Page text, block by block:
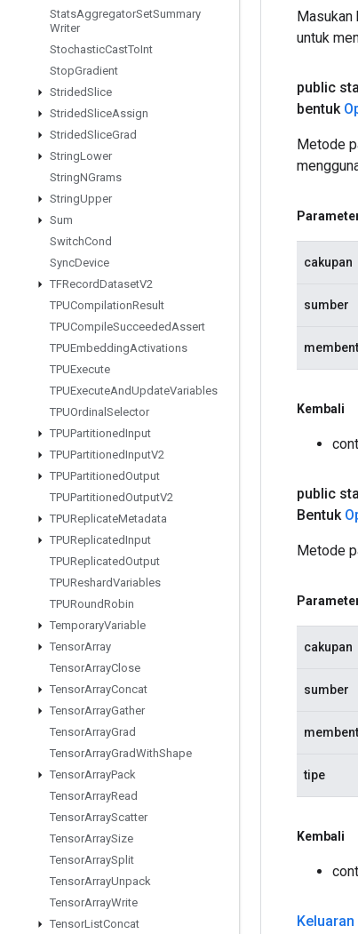
StatsAggregatorSetSummary
Writer
StochasticCastToInt
StopGradient
StridedSlice
StridedSliceAssign
StridedSliceGrad
StringLower
StringNGrams
StringUpper
Sum
SwitchCond
SyncDevice
TFRecordDatasetV2
TPUCompilationResult
TPUCompileSucceededAssert
TPUEmbeddingActivations
TPUExecute
TPUExecuteAndUpdateVariables
TPUOrdinal Selector
TPUPartitionedInput
TPUPartitionedInputV2
TPUPartitionedOutput
TPUPartitionedOutputV2
TPUReplicateMetadata
TPUReplicatedInput
TPUReplicatedOutput
TPUReshardVariables
TPURoundRobin
TemporaryVariable
TensorArray
TensorArrayClose
TensorArrayConcat
TensorArrayGather
TensorArrayGrad
TensorArrayGradWithShape
TensorArrayPack
TensorArrayRead
TensorArrayScatter
TensorArraySize
TensorArraySplit
TensorArrayUnpack
TensorArrayWrite
TensorListConcat
Masukan
untuk
public
bentuk
Metode
cakupan
sumber
Kembali
public
Bentuk
Metode
cakupan
sumber
tipe
Kembali
Keluaran